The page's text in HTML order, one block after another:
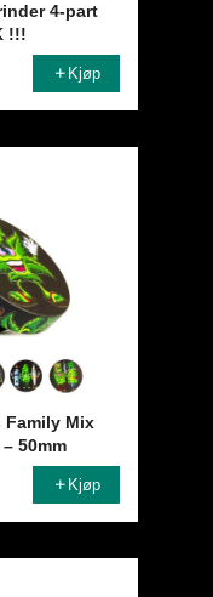
4-part
!!!
Kjøp
Family Mix
50mm
Kjøp